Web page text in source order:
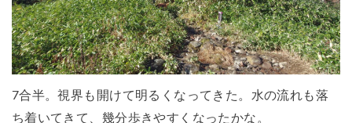
7合半。視界も開けて明るくなってきた。水の流れも落
ち着いてきて、幾分歩きやすくなったかな。